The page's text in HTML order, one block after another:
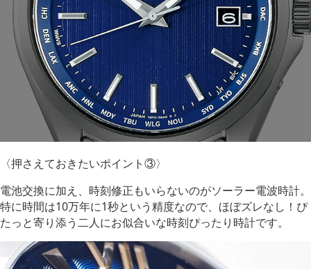
〈押さえておきたいポイント③〉
電池交換に加え、時刻修正もいらないのがソーラー電波時計。
特に時間は10万年に1秒という精度なので、ほぼズレなし！ぴ
たっと寄り添う二人にお似合いな時刻ぴったり時計です。